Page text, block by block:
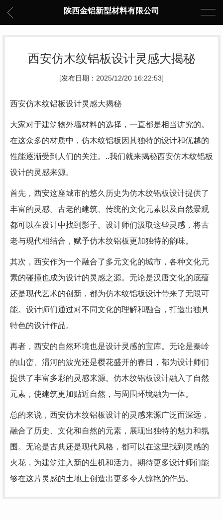
陕西金铝新型材料有限公司
西安仿木纹铝板设计灵感大揭秘
[发布日期：2025/12/20 16:22:53]
西安仿木纹铝板设计灵感大揭秘
大家对于建筑物外墙材料的选择，一直都是相当讲究的。
在这众多的材质中，仿木纹铝板因其独特的设计和优越的
性能逐渐受到人们的关注。..我们就来揭秘西安仿木纹铝板
设计的灵感来源。
首先，西安这座城市的悠久历史为仿木纹铝板设计提供了
丰富的灵感。古老的建筑、传统的文化元素以及自然景观
都可以在设计中找到影子。设计师们汲取这些灵感，将古
老与现代相结合，赋予仿木纹铝板更加独特的韵味。
其次，西安作为一个融合了多元文化的城市，各种文化元
素的碰撞也成为设计的灵感之源。无论是汉唐文化的底蕴
还是现代艺术的创新，都为仿木纹铝板设计带来了无限可
能。设计师们通过对不同文化的理解和融合，打造出独具
特色的设计作品。
再者，西安的自然环境也是设计灵感的宝库。无论是秦岭
的山峦、渭河的波光还是樱花盛开的春日，都为设计师们
提供了丰富多彩的灵感来源。仿木纹铝板设计融入了自然
元素，使建筑更加贴近自然，与周围环境融为一体。
总的来说，西安仿木纹铝板设计的灵感来源广泛而深远，
融合了历史、文化和自然的元素，展现出独特的魅力和氛
围。无论是古典还是现代风格，都可以在这里找到灵感的
火花，为建筑注入新的生机和活力。期待更多设计师们能
够在这片灵感的土地上创造出更多令人惊艳的作品。